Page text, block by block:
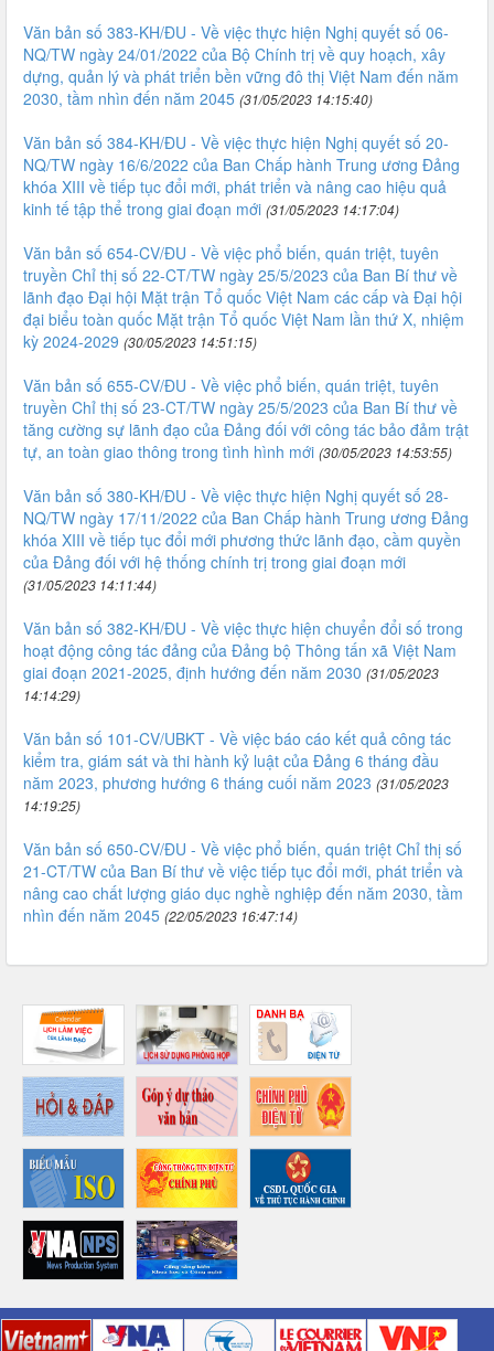
Văn bản số 383-KH/ĐU - Về việc thực hiện Nghị quyết số 06-
NQ/TW ngày 24/01/2022 của Bộ Chính trị về quy hoạch, xây
dựng, quản lý và phát triển bền vững đô thị Việt Nam đến năm
2030, tầm nhìn đến năm 2045 (31/05/2023 14:15:40)
Văn bản số 384-KH/ĐU - Về việc thực hiện Nghị quyết số 20-
NQ/TW ngày 16/6/2022 của Ban Chấp hành Trung ương Đảng
khóa XIII về tiếp tục đổi mới, phát triển và nâng cao hiệu quả
kinh tế tập thể trong giai đoạn mới (31/05/2023 14:17:04)
Văn bản số 654-CV/ĐU - Về việc phổ biến, quán triệt, tuyên
truyền Chỉ thị số 22-CT/TW ngày 25/5/2023 của Ban Bí thư về
lãnh đạo Đại hội Mặt trận Tổ quốc Việt Nam các cấp và Đại hội
đại biểu toàn quốc Mặt trận Tổ quốc Việt Nam lần thứ X, nhiệm
kỳ 2024-2029 (30/05/2023 14:51:15)
Văn bản số 655-CV/ĐU - Về việc phổ biến, quán triệt, tuyên
truyền Chỉ thị số 23-CT/TW ngày 25/5/2023 của Ban Bí thư về
tăng cường sự lãnh đạo của Đảng đối với công tác bảo đảm trật
tự, an toàn giao thông trong tình hình mới (30/05/2023 14:53:55)
Văn bản số 380-KH/ĐU - Về việc thực hiện Nghị quyết số 28-
NQ/TW ngày 17/11/2022 của Ban Chấp hành Trung ương Đảng
khóa XIII về tiếp tục đổi mới phương thức lãnh đạo, cầm quyền
của Đảng đối với hệ thống chính trị trong giai đoạn mới
(31/05/2023 14:11:44)
Văn bản số 382-KH/ĐU - Về việc thực hiện chuyển đổi số trong
hoạt động công tác đảng của Đảng bộ Thông tấn xã Việt Nam
giai đoạn 2021-2025, định hướng đến năm 2030 (31/05/2023
14:14:29)
Văn bản số 101-CV/UBKT - Về việc báo cáo kết quả công tác
kiểm tra, giám sát và thi hành kỷ luật của Đảng 6 tháng đầu
năm 2023, phương hướng 6 tháng cuối năm 2023 (31/05/2023
14:19:25)
Văn bản số 650-CV/ĐU - Về việc phổ biến, quán triệt Chỉ thị số
21-CT/TW của Ban Bí thư về việc tiếp tục đổi mới, phát triển và
nâng cao chất lượng giáo dục nghề nghiệp đến năm 2030, tầm
nhìn đến năm 2045 (22/05/2023 16:47:14)